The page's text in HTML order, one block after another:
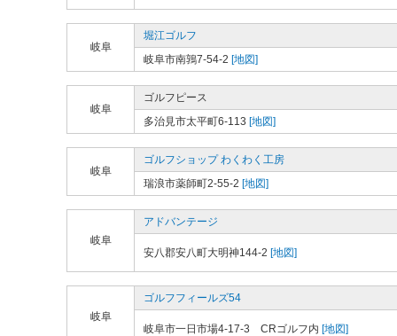
岐阜
堀江ゴルフ
岐阜市南鶉7-54-2 [地図]
岐阜
ゴルフピース
多治見市太平町6-113 [地図]
岐阜
ゴルフショップ わくわく工房
瑞浪市薬師町2-55-2 [地図]
岐阜
アドバンテージ
安八郡安八町大明神144-2 [地図]
岐阜
ゴルフフィールズ54
岐阜市一日市場4-17-3 CRゴルフ内 [地図]